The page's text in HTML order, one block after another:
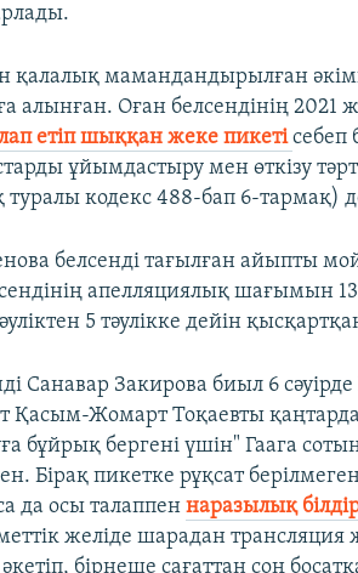
қалалық мамандандырылған
алынған. Оған белсендінің 2021
етіп шыққан жеке пикетісебеп
ұйымдастыру мен өткізу
кодекс 488-бап 6-тармақ)
белсенді тағылған айыпты
апелляциялық шағымын 13
5 тәулікке дейін
Санавар Закирова биыл 6
Қасым-Жомарт Тоқаевты
бұйрық бергені үшін" Гаага
Бірақ пикетке рұқсат
да осы талаппеннаразылық
желіде шарадан трансляция
бірнеше сағаттан соң